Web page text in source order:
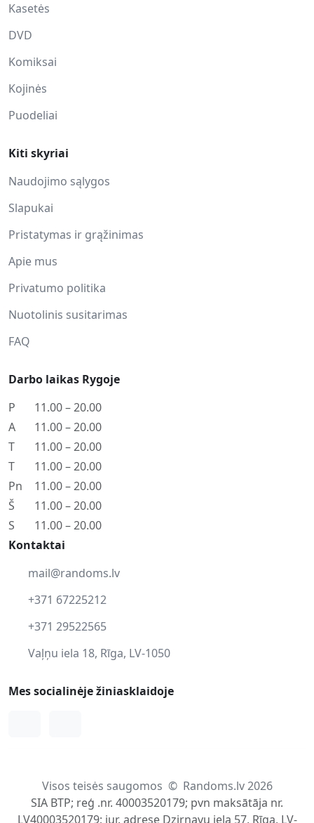
Kasetės
DVD
Komiksai
Kojinės
Puodeliai
Kiti skyriai
Naudojimo sąlygos
Slapukai
Pristatymas ir grąžinimas
Apie mus
Privatumo politika
Nuotolinis susitarimas
FAQ
Darbo laikas Rygoje
P
11.00 – 20.00
A
11.00 – 20.00
T
11.00 – 20.00
T
11.00 – 20.00
Pn
11.00 – 20.00
Š
11.00 – 20.00
S
11.00 – 20.00
Kontaktai
mail@randoms.lv
+371 67225212
+371 29522565
Vaļņu iela 18, Rīga, LV-1050
Mes socialinėje žiniasklaidoje
Visos teisės saugomos © Randoms.lv 2026
SIA BTP; reģ .nr. 40003520179; pvn maksātāja nr.
LV40003520179; jur. adrese Dzirnavu iela 57, Rīga, LV-